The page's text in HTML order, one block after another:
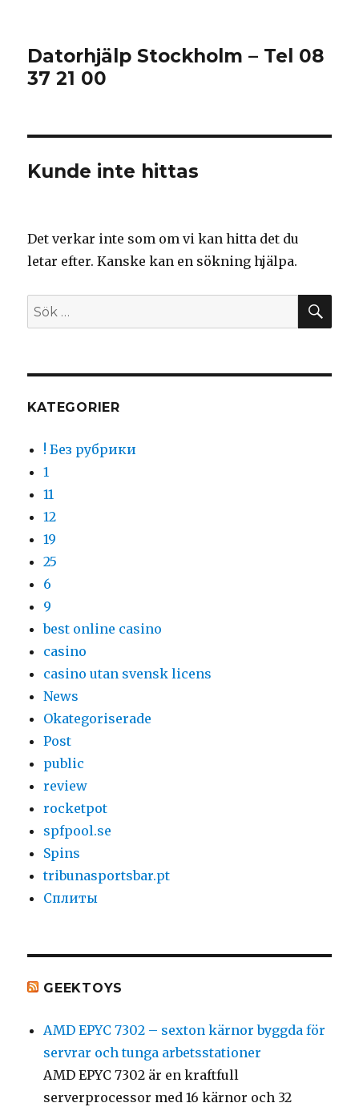
Datorhjälp Stockholm – Tel 08
37 21 00
Kunde inte hittas
Det verkar inte som om vi kan hitta det du
letar efter. Kanske kan en sökning hjälpa.
Sök
efter:
KATEGORIER
! Без рубрики
1
11
12
19
25
6
9
best online casino
casino
casino utan svensk licens
News
Okategoriserade
Post
public
review
rocketpot
spfpool.se
Spins
tribunasportsbar.pt
Сплиты
GEEKTOYS
AMD EPYC 7302 – sexton kärnor byggda för
servrar och tunga arbetsstationer
AMD EPYC 7302 är en kraftfull
serverprocessor med 16 kärnor och 32